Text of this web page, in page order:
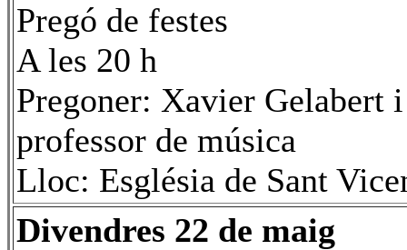
Pregó de festes
A les 20 h
Pregoner: Xavier Gelabert
professor de música
Lloc: Església de Sant
Divendres 22 de maig